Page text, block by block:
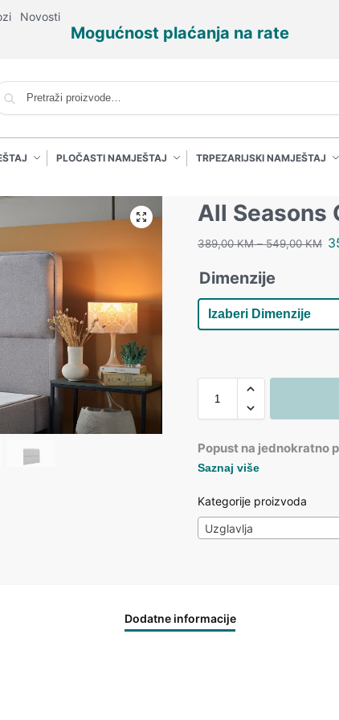
Novosti
Mogućnost plaćanja na rate
PLOČASTI NAMJEŠTAJ TRPEZARIJSKI NAMJEŠTAJ
All Seasons
389,00KM – 549,00KM
Dimenzije
Popust na jednokratno
Saznaj više
Kategorije proizvoda
Uzglavlja
Dodatne informacije